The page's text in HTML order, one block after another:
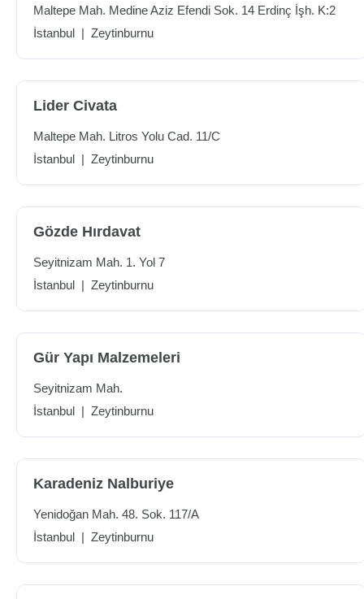
Maltepe Mah. Medine Aziz Efendi Sok. 14 Erdinç İşh. K:2
İstanbul | Zeytinburnu
Lider Civata
Maltepe Mah. Litros Yolu Cad. 11/C
İstanbul | Zeytinburnu
Gözde Hırdavat
Seyitnizam Mah. 1. Yol 7
İstanbul | Zeytinburnu
Gür Yapı Malzemeleri
Seyitnizam Mah.
İstanbul | Zeytinburnu
Karadeniz Nalburiye
Yenidoğan Mah. 48. Sok. 117/A
İstanbul | Zeytinburnu